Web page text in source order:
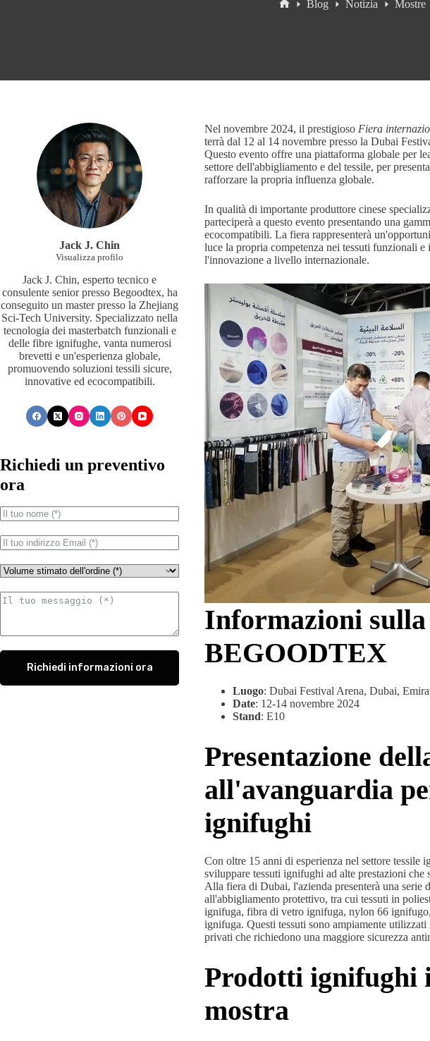
Blog Notizia Mostre
Nel novembre 2024, il prestigioso Fiera
terrà dal 12 al 14 novembre presso la Dubai
Questo evento offre una piattaforma globale per
settore dell'abbigliamento e del tessile, per
rafforzare la propria influenza globale.
In qualità di importante produttore cinese
parteciperà a questo evento presentando una
ecocompatibili. La fiera rappresenterà
luce la propria competenza nei tessuti funzionali
l'innovazione a livello internazionale.
Informazioni
BEGOODTEX
Luogo: Dubai Festival Arena, Dubai,
Date: 12-14 novembre 2024
Stand: E10
Presentazione
all'avanguardia
ignifughi
Con oltre 15 anni di esperienza nel settore
sviluppare tessuti ignifughi ad alte prestazioni
Alla fiera di Dubai, l'azienda presenterà una
all'abbigliamento protettivo, tra cui tessuti in
ignifuga, fibra di vetro ignifuga, nylon 66
ignifuga. Questi tessuti sono ampiamente
privati ​​che richiedono una maggiore sicurezza
Prodotti ignifughi
mostra
Jack J. Chin
Visualizza profilo
Jack J. Chin, esperto tecnico e
consulente senior presso Begoodtex, ha
conseguito un master presso la Zhejiang
Sci-Tech University. Specializzato nella
tecnologia dei masterbatch funzionali e
delle fibre ignifughe, vanta numerosi
brevetti e un'esperienza globale,
promuovendo soluzioni tessili sicure,
innovative ed ecocompatibili.
Richiedi un preventivo
ora
Richiedi informazioni ora